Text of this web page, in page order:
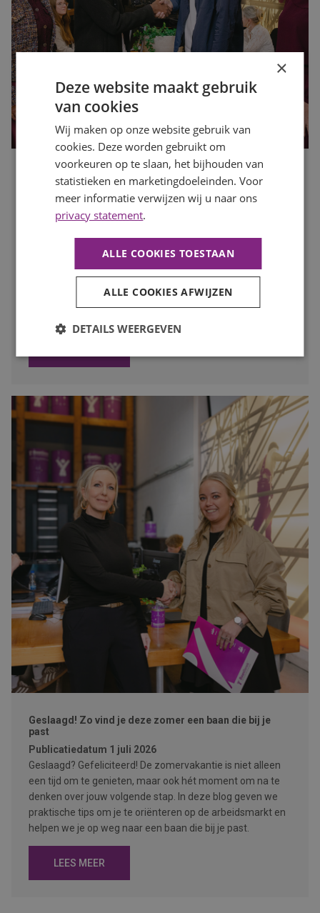
Waarom motivatie steeds belangrijker wordt dan een
perfect cv
Publicatiedatum 10 juli 2026
AuteurRomée Zwaan
Een indrukwekkend cv is niet langer de enige sleutel tot
een nieuwe baan. Werkgevers kijken steeds vaker naar de
persoon achter het cv: hoe gemotiveerd is iemand, wil
team? In deze blog lees je waarom motivatie een steeds
Geslaagd! Zo vind je deze zomer een baan die bij je
past
Publicatiedatum 1 juli 2026
Geslaagd? Gefeliciteerd! De zomervakantie is niet alleen
een tijd om te genieten, maar ook hét moment om na te
denken over jouw volgende stap. In deze blog geven we
praktische tips om je te oriënteren op de arbeidsmarkt en
helpen we je op weg naar een baan die bij je past.
LEES MEER
×
Deze website maakt gebruik
van cookies
Wij maken op onze website gebruik van
cookies. Deze worden gebruikt om
voorkeuren op te slaan, het bijhouden van
statistieken en marketingdoeleinden. Voor
meer informatie verwijzen wij u naar ons
privacy statement.
ALLE COOKIES TOESTAAN
ALLE COOKIES AFWIJZEN
DETAILS WEERGEVEN